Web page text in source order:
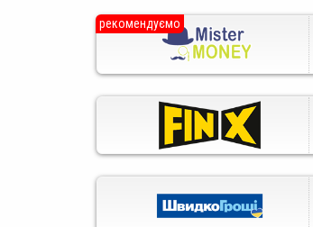
рекомендуємо